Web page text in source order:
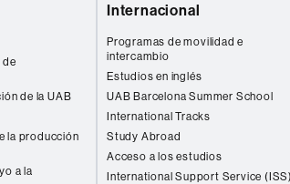
de la UAB
la producción
a la
Internacional
Programas de movilidad e
intercambio
Estudios en inglés
UAB Barcelona Summer School
International Tracks
Study Abroad
Acceso a los estudios
International Support Service (ISS)